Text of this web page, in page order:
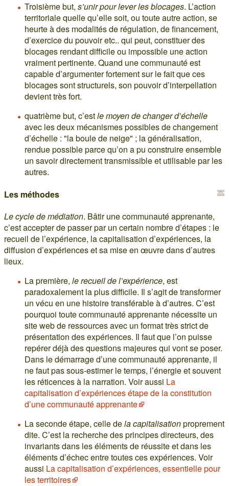
Troisième but, s’unir pour lever les blocages. L’action
territoriale quelle qu’elle soit, ou toute autre action, se
heurte à des modalités de régulation, de financement,
d’exercice du pouvoir etc.. qui peut, constituer des
blocages rendant difficile ou impossible une action
vraiment pertinente. Quand une communauté est
capable d’argumenter fortement sur le fait que ces
blocages sont structurels, son pouvoir d’interpellation
devient très fort.
quatrième but, c’estle moyen de changer d’échelle
avec les deux mécanismes possibles de changement
d’échelle : "la boule de neige" ; la généralisation,
rendue possible parce qu’on a pu construire ensemble
un savoir directement transmissible et utilisable par les
autres.
Les méthodes
Le cycle de médiation. Bâtir une communauté apprenante,
c’est accepter de passer par un certain nombre d’étapes : le
recueil de l’expérience, la capitalisation d’expériences, la
diffusion d’expériences et sa mise en œuvre dans d’autres
lieux.
La première, le recueil de l’expérience, est
paradoxalement la plus difficile. Il s’agit de transformer
un vécu en une histoire transférable à d’autres. C’est
pourquoi toute communauté apprenante nécessite un
site web de ressources avec un format très strict de
présentation des expériences. Il faut que l’on puisse
repérer déjà des questions majeures qui vont se poser.
Dans le démarrage d’une communauté apprenante, il
ne faut pas sous-estimer le temps, l’énergie et souvent
les réticences à la narration. Voir aussi La
capitalisation d’expériences étape de la constitution
d’une communauté apprenante
La seconde étape, celle dela capitalisationproprement
dite. C’est la recherche des principes directeurs, des
invariants dans les éléments de réussite et dans les
éléments d’échec entre toutes ces expériences. Voir
aussi La capitalisation d’expériences, essentielle pour
les territoires